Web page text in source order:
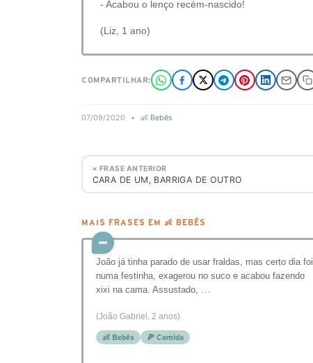
- Acabou o lenço recém-nascido!
(Liz, 1 ano)
COMPARTILHAR:
07/09/2020 • 👶 Bebês
« FRASE ANTERIOR
CARA DE UM, BARRIGA DE OUTRO
MAIS FRASES EM 👶 BEBÊS
João já tinha parado de usar fraldas, mas certo dia foi
numa festinha, exagerou no suco e acabou fazendo
xixi na cama. Assustado, …
(João Gabriel, 2 anos)
👶 Bebês 🍕 Comida